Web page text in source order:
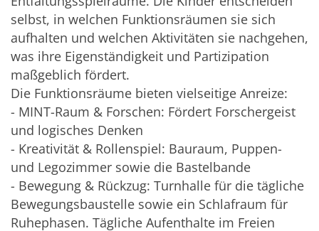
selbst, in welchen Funktionsräumen sie sich
aufhalten und welchen Aktivitäten sie nachgehen,
was ihre Eigenständigkeit und Partizipation
maßgeblich fördert.
Die Funktionsräume bieten vielseitige Anreize:
- MINT-Raum & Forschen: Fördert Forschergeist
und logisches Denken
- Kreativität & Rollenspiel: Bauraum, Puppen-
und Legozimmer sowie die Bastelbande
- Bewegung & Rückzug: Turnhalle für die tägliche
Bewegungsbaustelle sowie ein Schlafraum für
Ruhephasen. Tägliche Aufenthalte im Freien